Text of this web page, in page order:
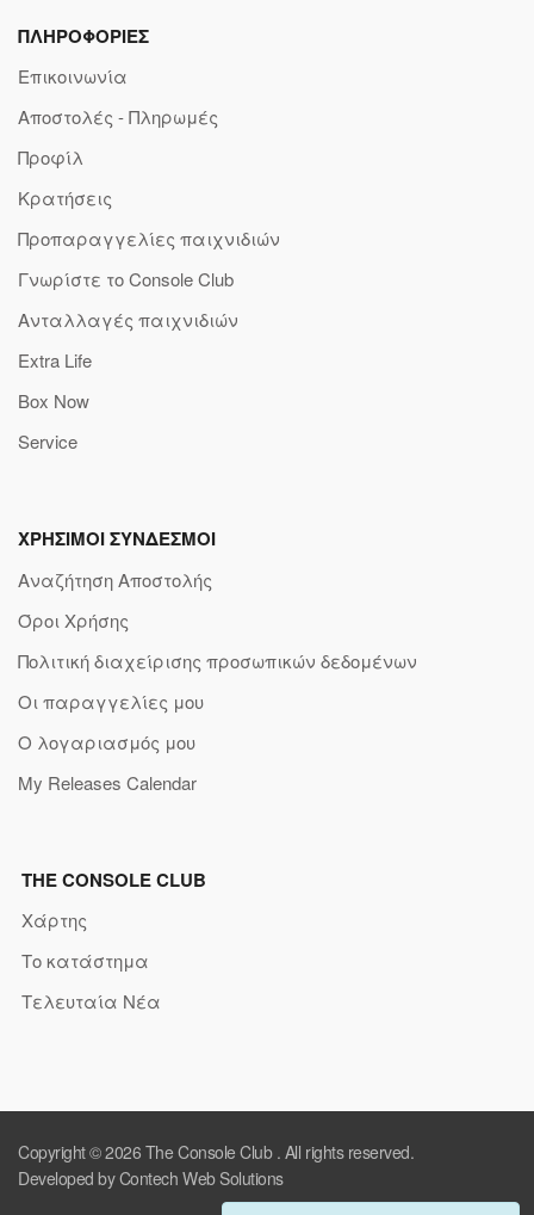
ΠΛΗΡΟΦΟΡΙΕΣ
Επικοινωνία
Αποστολές - Πληρωμές
Προφίλ
Κρατήσεις
Προπαραγγελίες παιχνιδιών
Γνωρίστε το Console Club
Ανταλλαγές παιχνιδιών
Extra Life
Box Now
Service
ΧΡΗΣΙΜΟΙ ΣΥΝΔΕΣΜΟΙ
Αναζήτηση Αποστολής
Όροι Χρήσης
Πολιτική διαχείρισης προσωπικών δεδομένων
Οι παραγγελίες μου
Ο λογαριασμός μου
My Releases Calendar
THE CONSOLE CLUB
Χάρτης
Το κατάστημα
Τελευταία Νέα
Copyright © 2026 The Console Club. All rights reserved.
Developed by Contech Web Solutions